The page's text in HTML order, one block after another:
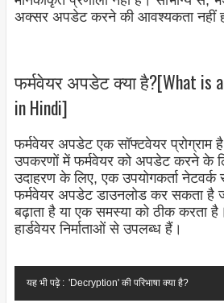
अक्सर अपडेट करने की आवश्यकता नहीं
फर्मवेयर अपडेट क्या है?[What is
in Hindi]
फर्मवेयर अपडेट एक सॉफ्टवेयर प्रोग्राम
उपकरणों में फर्मवेयर को अपडेट करने के
उदाहरण के लिए, एक उपयोगकर्ता नेटवर्क
फर्मवेयर अपडेट डाउनलोड कर सकता है
बढ़ाता है या एक समस्या को ठीक करता
हार्डवेयर निर्माताओं से उपलब्ध हैं।
यह भी पढ़े : 'Decryption' की परिभाषा क्या है?